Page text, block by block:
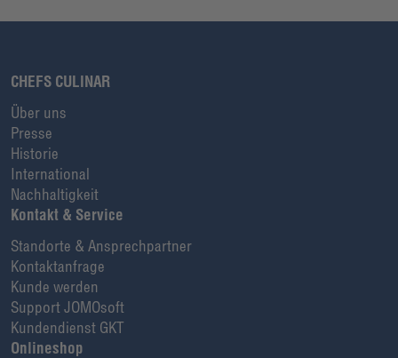
CHEFS CULINAR
Über uns
Presse
Historie
International
Nachhaltigkeit
Kontakt & Service
Standorte & Ansprechpartner
Kontaktanfrage
Kunde werden
Support JOMOsoft
Kundendienst GKT
Onlineshop